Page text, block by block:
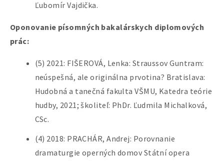
Ľubomír Vajdička.
Oponovanie písomných bakalárskych diplomových
prác:
(5) 2021: FIŠEROVÁ, Lenka: Straussov Guntram:
neúspešná, ale originálna prvotina? Bratislava:
Hudobná a tanečná fakulta VŠMU, Katedra teórie
hudby, 2021; školiteľ: PhDr. Ľudmila Michalková,
CSc.
(4) 2018: PRACHÁR, Andrej: Porovnanie
dramaturgie operných domov Státní opera